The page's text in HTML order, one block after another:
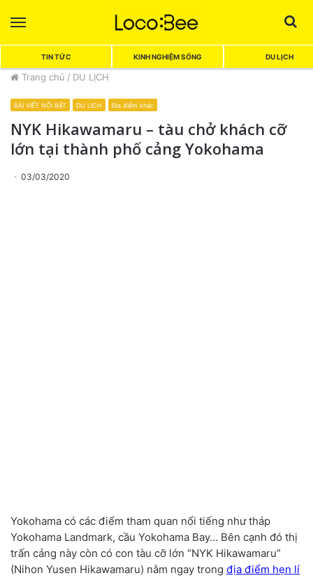
TIN TỨC KINH NGHIỆM SỐNG DU LỊCH
Trang chủ / DU LỊCH
BÀI VIẾT NỔI BẬT DU LỊCH Địa điểm khác
NYK Hikawamaru – tàu chở khách cỡ
lớn tại thành phố cảng Yokohama
03/03/2020
Yokohama có các điểm tham quan nổi tiếng như tháp
Yokohama Landmark, cầu Yokohama Bay… Bên cạnh đó thị
trấn cảng này còn có con tàu cỡ lớn “NYK Hikawamaru”
(Nihon Yusen Hikawamaru) nằm ngay trong địa điểm hẹn lí